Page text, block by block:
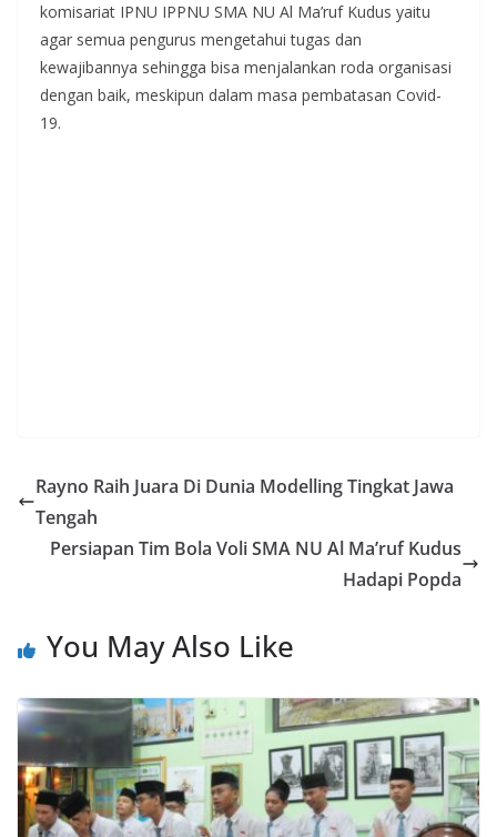
komisariat IPNU IPPNU SMA NU Al Ma’ruf Kudus yaitu
agar semua pengurus mengetahui tugas dan
kewajibannya sehingga bisa menjalankan roda organisasi
dengan baik, meskipun dalam masa pembatasan Covid-
19.
Rayno Raih Juara Di Dunia Modelling Tingkat Jawa
Tengah
Persiapan Tim Bola Voli SMA NU Al Ma’ruf Kudus
Hadapi Popda
You May Also Like